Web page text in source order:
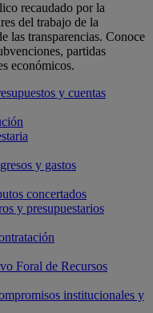
recaudado por la
del trabajo de la
las transparencias. Conoce
partidas
económicos.
y cuentas
y gastos
concertados
y presupuestarios
Foral de Recursos
institucionales y